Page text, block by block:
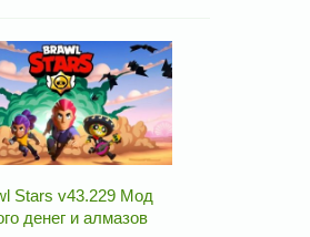
Stars v43.229 Мод
денег и алмазов